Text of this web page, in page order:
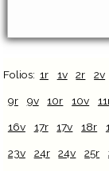
Folios: 1r 1v 2r 2v
9r 9v 10r 10v
16v 17r 17v 18r
23v 24r 24v 25r